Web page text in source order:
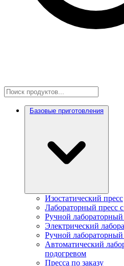
Базовые приготовления
Изостатический пресс
Лабораторный пресс
Ручной лабораторный
Электрический
Ручной
Автоматический
подогревом
Пресса по заказу